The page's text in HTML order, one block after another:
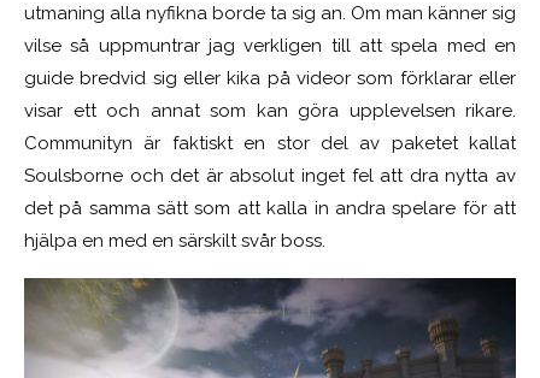
utmaning alla nyfikna borde ta sig an. Om man känner sig
vilse så uppmuntrar jag verkligen till att spela med en
guide bredvid sig eller kika på videor som förklarar eller
visar ett och annat som kan göra upplevelsen rikare.
Communityn är faktiskt en stor del av paketet kallat
Soulsborne och det är absolut inget fel att dra nytta av
det på samma sätt som att kalla in andra spelare för att
hjälpa en med en särskilt svår boss.